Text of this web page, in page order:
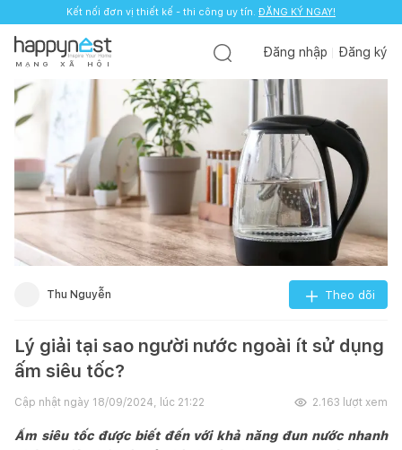
Kết nối đơn vị thiết kế - thi công uy tín. ĐĂNG KÝ NGAY!
M Ạ N G X Ã H Ộ I
Đăng nhập Đăng ký
Thu Nguyễn Theo dõi
Lý giải tại sao người nước ngoài ít sử dụng
ấm siêu tốc?
Cập nhật ngày 18/09/2024, lúc 21:22 2.163 lượt xem
Ấm siêu tốc được biết đến với khả năng đun nước nhanh